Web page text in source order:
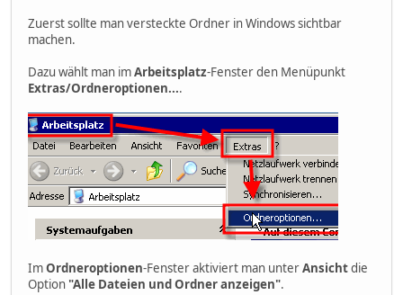
Zuerst sollte man versteckte Ordner in Windows sichtbar
machen.
Dazu wählt man imArbeitsplatz-Fenster den Menüpunkt
Extras/Ordneroptionen....
ImOrdneroptionen-Fenster aktiviert man unterAnsichtdie
Option "Alle Dateien und Ordner anzeigen".